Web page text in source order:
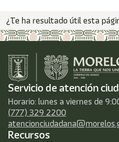
¿Te ha resultado útil esta
Servicio de atención
Horario: lunes a viernes de
(777) 329 2200
Recursos